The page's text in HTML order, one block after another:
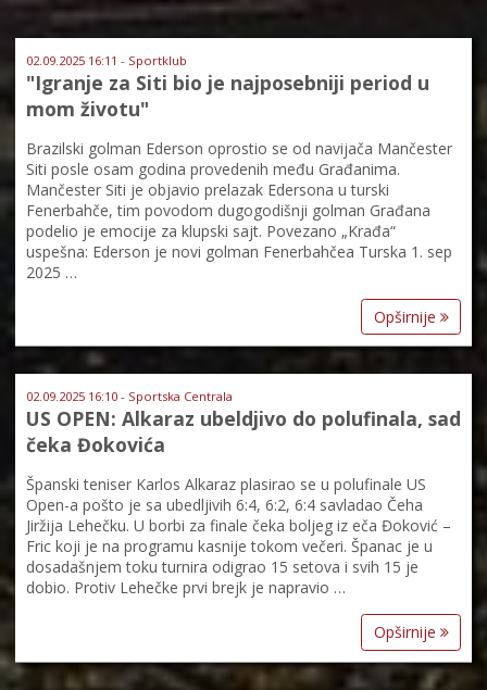
02.09.2025 16:11 - Sportklub
"Igranje za Siti bio je najposebniji period u
mom životu"
Brazilski golman Ederson oprostio se od navijača Mančester
Siti posle osam godina provedenih među Građanima.
Mančester Siti je objavio prelazak Edersona u turski
Fenerbahče, tim povodom dugogodišnji golman Građana
podelio je emocije za klupski sajt. Povezano „Krađa“
uspešna: Ederson je novi golman Fenerbahčea Turska 1. sep
2025 …
Opširnije
02.09.2025 16:10 - Sportska Centrala
US OPEN: Alkaraz ubeldjivo do polufinala, sad
čeka Đokovića
Španski teniser Karlos Alkaraz plasirao se u polufinale US
Open-a pošto je sa ubedljivih 6:4, 6:2, 6:4 savladao Čeha
Jiržija Lehečku. U borbi za finale čeka boljeg iz eča Đoković –
Fric koji je na programu kasnije tokom večeri. Španac je u
dosadašnjem toku turnira odigrao 15 setova i svih 15 je
dobio. Protiv Lehečke prvi brejk je napravio …
Opširnije